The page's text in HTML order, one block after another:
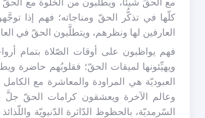
كلّها في تذكُّر الحقّ ومناجاته؛ فهم إذا
العارفين لها ونظرهم، ويتطلَّبون الحقّ في
فهم يواظبون على أوقات الصّلاة بتمام
ويهيِّئونها لميقات الحقّ؛ فقلوبُهم حاضرة
العبوديّة هي المراودة والمعاشرة مع
وعالم الآخرة ويعشقون كرامات الحقّ جلَّ
السّرمديّة، بالحظوظ الدّاثرة الدّنيويّة